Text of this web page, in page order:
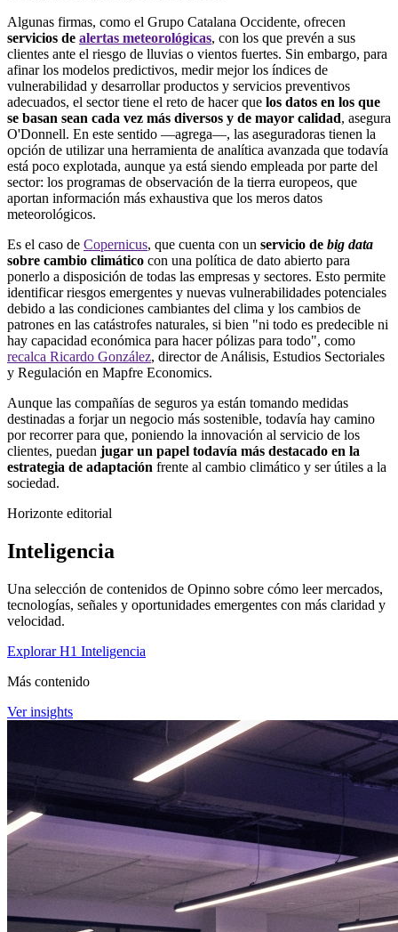
Algunas firmas, como el Grupo Catalana Occidente, ofrecen
servicios de alertas meteorológicas, con los que prevén a sus
clientes ante el riesgo de lluvias o vientos fuertes. Sin embargo, para
afinar los modelos predictivos, medir mejor los índices de
vulnerabilidad y desarrollar productos y servicios preventivos
adecuados, el sector tiene el reto de hacer que los datos en los que
se basan sean cada vez más diversos y de mayor calidad, asegura
O'Donnell. En este sentido —agrega—, las aseguradoras tienen la
opción de utilizar una herramienta de analítica avanzada que todavía
está poco explotada, aunque ya está siendo empleada por parte del
sector: los programas de observación de la tierra europeos, que
aportan información más exhaustiva que los meros datos
meteorológicos.
Es el caso de Copernicus, que cuenta con un servicio de big data
sobre cambio climático con una política de dato abierto para
ponerlo a disposición de todas las empresas y sectores. Esto permite
identificar riesgos emergentes y nuevas vulnerabilidades potenciales
debido a las condiciones cambiantes del clima y los cambios de
patrones en las catástrofes naturales, si bien "ni todo es predecible ni
hay capacidad económica para hacer pólizas para todo", como
recalca Ricardo González, director de Análisis, Estudios Sectoriales
y Regulación en Mapfre Economics.
Aunque las compañías de seguros ya están tomando medidas
destinadas a forjar un negocio más sostenible, todavía hay camino
por recorrer para que, poniendo la innovación al servicio de los
clientes, puedan jugar un papel todavía más destacado en la
estrategia de adaptación frente al cambio climático y ser útiles a la
sociedad.
Horizonte editorial
Inteligencia
Una selección de contenidos de Opinno sobre cómo leer mercados,
tecnologías, señales y oportunidades emergentes con más claridad y
velocidad.
Explorar H1 Inteligencia
Más contenido
Ver insights